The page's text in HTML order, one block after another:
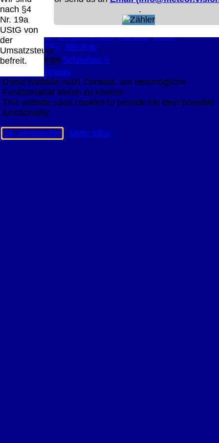
nach §4
Nr. 19a
UStG von
der
Umsatzsteuer
befreit.
.
http://ec.europa.eu/consumers/odr/Unsere E-
Mailadresse lautet:
info@meteor.vision
Seitenanfang Impressum AGB Widerruf
Datenschutz Urheberrechte Kontakt Links
Katalog (PDF) Sitemap
große Anzeige Schließen X
Diese Website nutzt Cookies, um bestmögliche
Funktionalität bieten zu können.
This website uses cookies to provide the best possible
functionality.
Ok, verstanden Mehr Infos